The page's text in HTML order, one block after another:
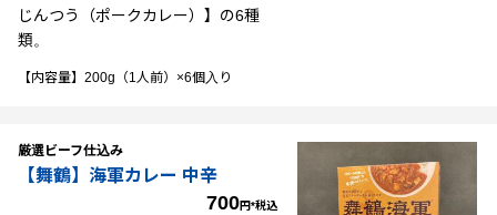
じんつう（ポークカレー）】の6種
類。
【内容量】200g（1人前）×6個入り
厳選ビーフ仕込み
【舞鶴】海軍カレー 中辛
700円*税込